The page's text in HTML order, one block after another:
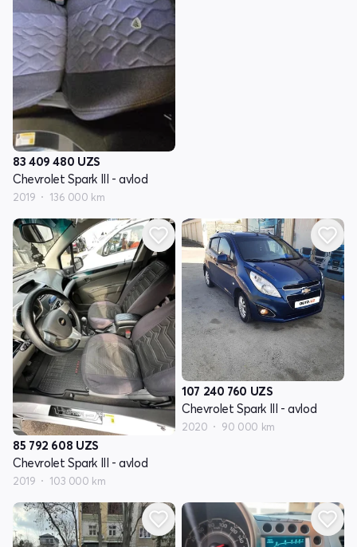
83 409 480 UZS
Chevrolet Spark III - avlod
2019 136 000 km
85 792 608 UZS
Chevrolet Spark III - avlod
2019 103 000 km
107 240 760 UZS
Chevrolet Spark III - avlod
2020 90 000 km